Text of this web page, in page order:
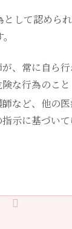
して認めら
、常に自ら
な行為のこと
など、他の
示に基づい